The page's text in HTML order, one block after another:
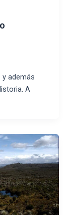
además
A